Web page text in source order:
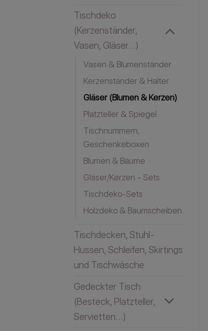
Tischdeko
(Kerzenständer,
Vasen, Gläser...)
Vasen & Blumenständer
Kerzenständer & Halter
Gläser (Blumen & Kerzen)
Platzteller & Spiegel
Tischnummern,
Geschenkeboxen
Blumen & Bäume
Gläser/Kerzen - Sets
Tischdeko-Sets
Holzdeko & Baumscheiben
Tischdecken, Stuhl-
Hussen, Schleifen, Skirtings
und Tischwäsche
Gedeckter Tisch
(Besteck, Platzteller,
Servietten...)